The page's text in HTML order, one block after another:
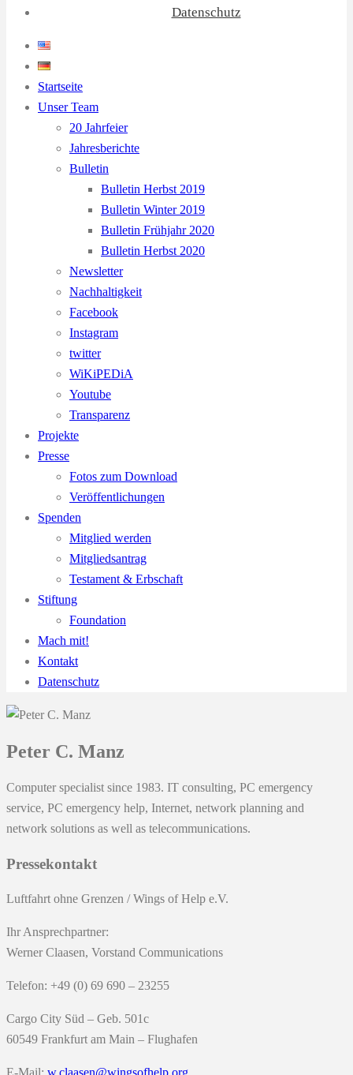
Datenschutz
Startseite
Unser Team
20 Jahrfeier
Jahresberichte
Bulletin
Bulletin Herbst 2019
Bulletin Winter 2019
Bulletin Frühjahr 2020
Bulletin Herbst 2020
Newsletter
Nachhaltigkeit
Facebook
Instagram
twitter
WiKiPEDiA
Youtube
Transparenz
Projekte
Presse
Fotos zum Download
Veröffentlichungen
Spenden
Mitglied werden
Mitgliedsantrag
Testament & Erbschaft
Stiftung
Foundation
Mach mit!
Kontakt
Datenschutz
Peter C. Manz
Computer specialist since 1983. IT consulting, PC emergency
service, PC emergency help, Internet, network planning and
network solutions as well as telecommunications.
Pressekontakt
Luftfahrt ohne Grenzen / Wings of Help e.V.
Ihr Ansprechpartner:
Werner Claasen, Vorstand Communications
Telefon: +49 (0) 69 690 – 23255
Cargo City Süd – Geb. 501c
60549 Frankfurt am Main – Flughafen